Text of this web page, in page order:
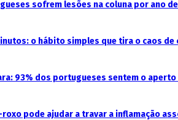
sofrem lesões na coluna por ano
o hábito simples que tira o caos de
93% dos portugueses sentem o
roxo pode ajudar a travar a inflamação